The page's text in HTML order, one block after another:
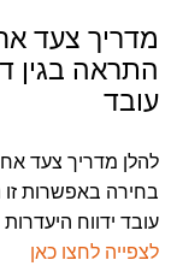
מדריך צעד
התראה בגין
עובד
להלן מדריך צעד
בחירה באפשרות
עובד ידווח
לצפייה לחצו כאן